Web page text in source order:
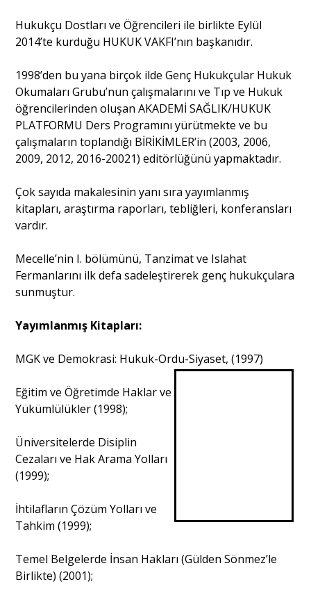
Hukukçu Dostları ve Öğrencileri ile birlikte Eylül
2014’te kurduğu HUKUK VAKFI’nın başkanıdır.
1998’den bu yana birçok ilde Genç Hukukçular Hukuk
Okumaları Grubu’nun çalışmalarını ve Tıp ve Hukuk
öğrencilerinden oluşan AKADEMİ SAĞLIK/HUKUK
PLATFORMU Ders Programını yürütmekte ve bu
çalışmaların toplandığı BİRİKİMLER’in (2003, 2006,
2009, 2012, 2016-20021) editörlüğünü yapmaktadır.
Çok sayıda makalesinin yanı sıra yayımlanmış
kitapları, araştırma raporları, tebliğleri, konferansları
vardır.
Mecelle’nin I. bölümünü, Tanzimat ve Islahat
Fermanlarını ilk defa sadeleştirerek genç hukukçulara
sunmuştur.
Yayımlanmış Kitapları:
MGK ve Demokrasi: Hukuk-Ordu-Siyaset, (1997)
Eğitim ve Öğretimde Haklar ve
Yükümlülükler (1998);
Üniversitelerde Disiplin
Cezaları ve Hak Arama Yolları
(1999);
İhtilafların Çözüm Yolları ve
Tahkim (1999);
Temel Belgelerde İnsan Hakları (Gülden Sönmez’le
Birlikte) (2001);